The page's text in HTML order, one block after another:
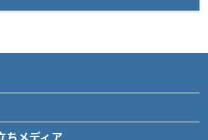
ちメディア